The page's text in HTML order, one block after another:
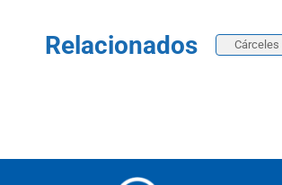
Relacionados Cárceles